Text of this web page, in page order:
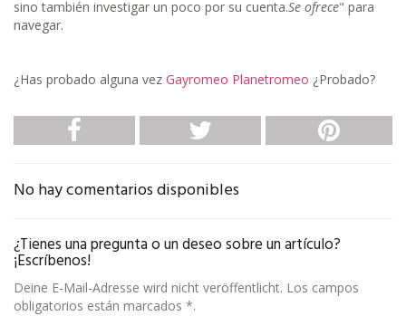
sino también investigar un poco por su cuenta.Se ofrece" para
navegar.
¿Has probado alguna vez Gayromeo Planetromeo ¿Probado?
No hay comentarios disponibles
¿Tienes una pregunta o un deseo sobre un artículo?
¡Escríbenos!
Deine E-Mail-Adresse wird nicht veröffentlicht. Los campos
obligatorios están marcados *.